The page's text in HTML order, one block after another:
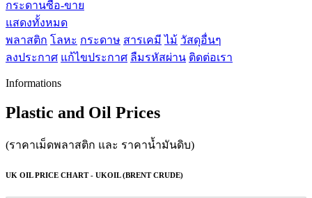
กระดานซื้อ-ขาย
แสดงทั้งหมด
พลาสติก โลหะ กระดาษ สารเคมี ไม้ วัสดุอื่นๆ
ลงประกาศ แก้ไขประกาศ ลืมรหัสผ่าน ติดต่อเรา
Informations
Plastic and Oil Prices
(ราคาเม็ดพลาสติก และ ราคาน้ำมันดิบ)
UK OIL PRICE CHART - UKOIL (BRENT CRUDE)